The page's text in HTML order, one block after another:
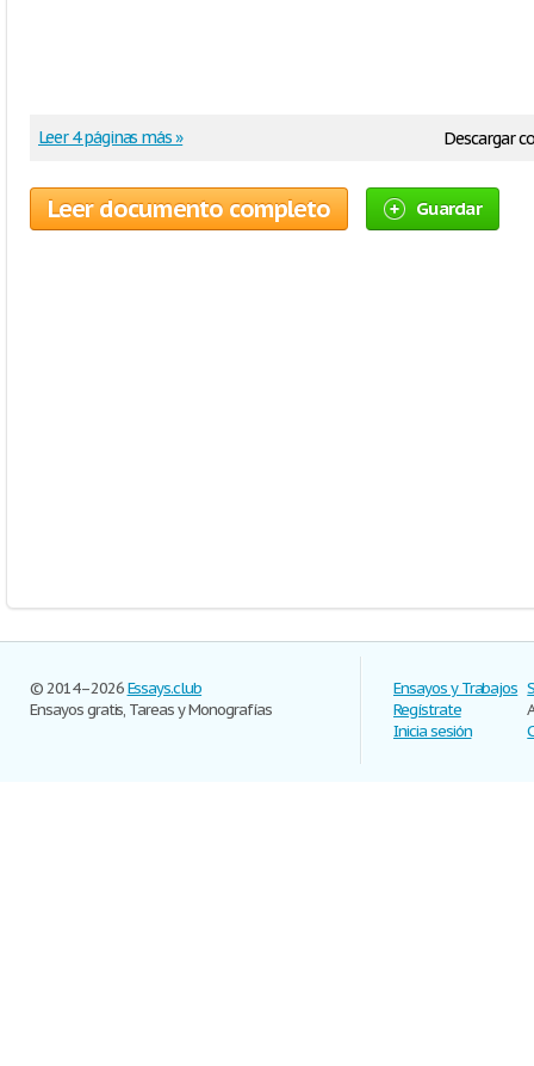
Descargar
Leer 4 páginas más »
Leer documento completo Guardar
© 2014–2026Essays.club
Ensayos gratis, Tareas y Monografías
Ensayos y Trabajos
Regístrate
Inicia sesión